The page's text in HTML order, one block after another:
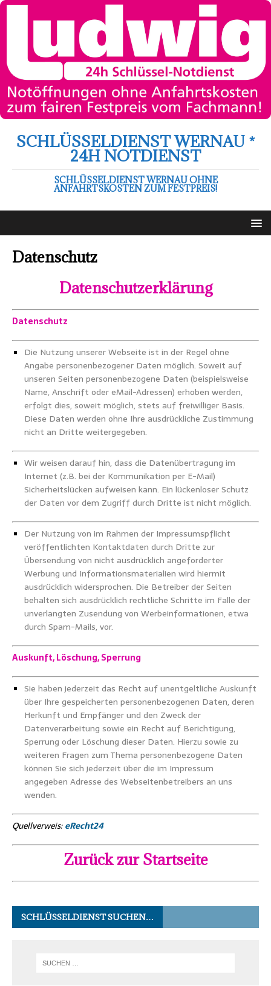
SCHLÜSSELDIENST WERNAU *
24H NOTDIENST
SCHLÜSSELDIENST WERNAU OHNE
ANFAHRTSKOSTEN ZUM FESTPREIS!
Datenschutz
Datenschutzerklärung
Datenschutz
Die Nutzung unserer Webseite ist in der Regel ohne
Angabe personenbezogener Daten möglich. Soweit auf
unseren Seiten personenbezogene Daten (beispielsweise
Name, Anschrift oder eMail-Adressen) erhoben werden,
erfolgt dies, soweit möglich, stets auf freiwilliger Basis.
Diese Daten werden ohne Ihre ausdrückliche Zustimmung
nicht an Dritte weitergegeben.
Wir weisen darauf hin, dass die Datenübertragung im
Internet (z.B. bei der Kommunikation per E-Mail)
Sicherheitslücken aufweisen kann. Ein lückenloser Schutz
der Daten vor dem Zugriff durch Dritte ist nicht möglich.
Der Nutzung von im Rahmen der Impressumspflicht
veröffentlichten Kontaktdaten durch Dritte zur
Übersendung von nicht ausdrücklich angeforderter
Werbung und Informationsmaterialien wird hiermit
ausdrücklich widersprochen. Die Betreiber der Seiten
behalten sich ausdrücklich rechtliche Schritte im Falle der
unverlangten Zusendung von Werbeinformationen, etwa
durch Spam-Mails, vor.
Auskunft, Löschung, Sperrung
Sie haben jederzeit das Recht auf unentgeltliche Auskunft
über Ihre gespeicherten personenbezogenen Daten, deren
Herkunft und Empfänger und den Zweck der
Datenverarbeitung sowie ein Recht auf Berichtigung,
Sperrung oder Löschung dieser Daten. Hierzu sowie zu
weiteren Fragen zum Thema personenbezogene Daten
können Sie sich jederzeit über die im Impressum
angegeben Adresse des Webseitenbetreibers an uns
wenden.
Quellverweis:eRecht24
Zurück zur Startseite
SCHLÜSSELDIENST SUCHEN…